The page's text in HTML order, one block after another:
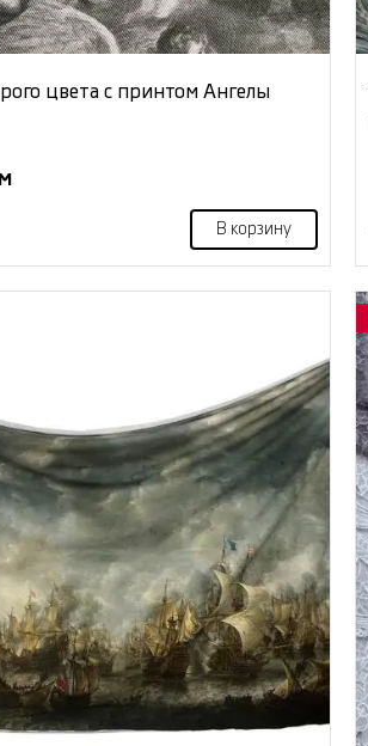
цвета с принтом Ангелы
В корзину